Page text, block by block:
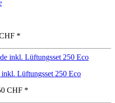
*
Lüftungsset 250 Eco
CHF *